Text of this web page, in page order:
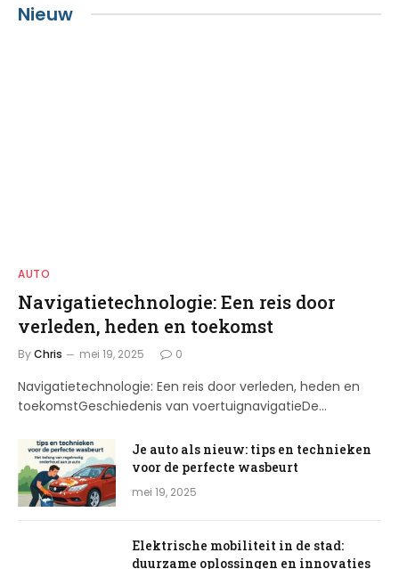
Nieuw
AUTO
Navigatietechnologie: Een reis door
verleden, heden en toekomst
ByChris mei 19, 2025 0
Navigatietechnologie: Een reis door verleden, heden en
toekomstGeschiedenis van voertuignavigatieDe…
Je auto als nieuw: tips en technieken
voor de perfecte wasbeurt
mei 19, 2025
Elektrische mobiliteit in de stad:
duurzame oplossingen en innovaties